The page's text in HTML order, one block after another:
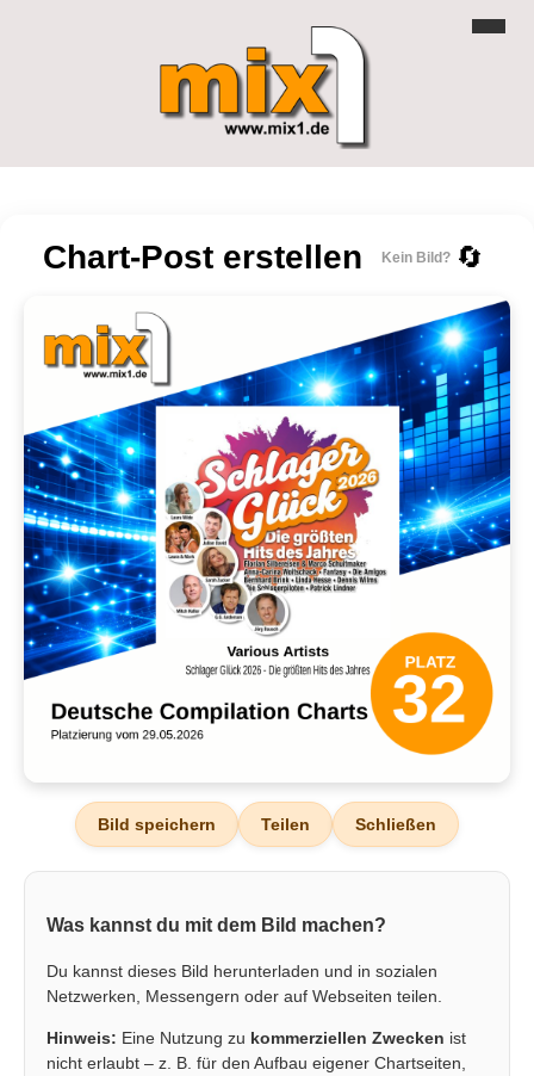
Chart-Post erstellen Kein Bild? 🔄
Bild speichern Teilen Schließen
Was kannst du mit dem Bild machen?
Du kannst dieses Bild herunterladen und in sozialen
Netzwerken, Messengern oder auf Webseiten teilen.
Hinweis: Eine Nutzung zu kommerziellen Zwecken ist
nicht erlaubt – z. B. für den Aufbau eigener Chartseiten,